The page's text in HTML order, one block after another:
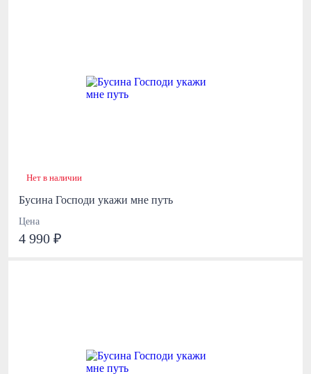
Нет в наличии
Бусина Господи укажи мне путь
Цена
4 990 ₽